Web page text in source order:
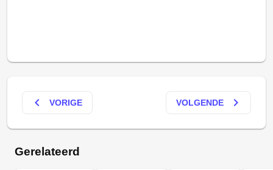
keyboard_arrow_left VORIGE VOLGENDE keyboard_arrow_right
Gerelateerd